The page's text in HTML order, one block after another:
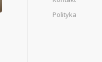
Polityka